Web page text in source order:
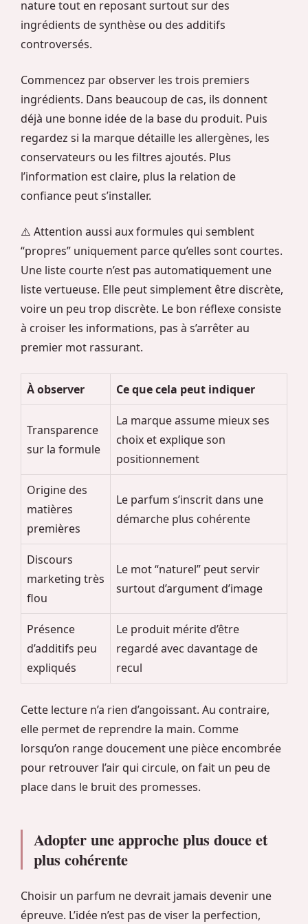
nature tout en reposant surtout sur des
ingrédients de synthèse ou des additifs
controversés.
Commencez par observer les trois premiers
ingrédients. Dans beaucoup de cas, ils donnent
déjà une bonne idée de la base du produit. Puis
regardez si la marque détaille les allergènes, les
conservateurs ou les filtres ajoutés. Plus
l’information est claire, plus la relation de
confiance peut s’installer.
⚠️ Attention aussi aux formules qui semblent
“propres” uniquement parce qu’elles sont courtes.
Une liste courte n’est pas automatiquement une
liste vertueuse. Elle peut simplement être discrète,
voire un peu trop discrète. Le bon réflexe consiste
à croiser les informations, pas à s’arrêter au
premier mot rassurant.
À observer Ce que cela peut indiquer
Transparence
sur la formule
La marque assume mieux ses
choix et explique son
positionnement
Origine des
matières
premières
Le parfum s’inscrit dans une
démarche plus cohérente
Discours
marketing très
flou
Le mot “naturel” peut servir
surtout d’argument d’image
Présence
d’additifs peu
expliqués
Le produit mérite d’être
regardé avec davantage de
recul
Cette lecture n’a rien d’angoissant. Au contraire,
elle permet de reprendre la main. Comme
lorsqu’on range doucement une pièce encombrée
pour retrouver l’air qui circule, on fait un peu de
place dans le bruit des promesses.
Adopter une approche plus douce et
plus cohérente
Choisir un parfum ne devrait jamais devenir une
épreuve. L’idée n’est pas de viser la perfection,